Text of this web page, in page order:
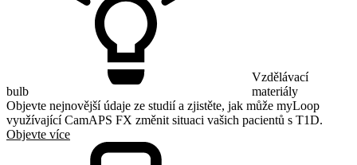
bulb
Vzdělávací
materiály
Objevte nejnovější údaje ze studií a zjistěte, jak může myLoop
využívající CamAPS FX změnit situaci vašich pacientů s T1D.
Objevte více